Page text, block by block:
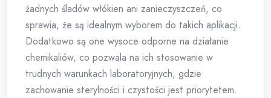
żadnych śladów włókien ani zanieczyszczeń, co
sprawia, że są idealnym wyborem do takich aplikacji.
Dodatkowo są one wysoce odporne na działanie
chemikaliów, co pozwala na ich stosowanie w
trudnych warunkach laboratoryjnych, gdzie
zachowanie sterylności i czystości jest priorytetem.